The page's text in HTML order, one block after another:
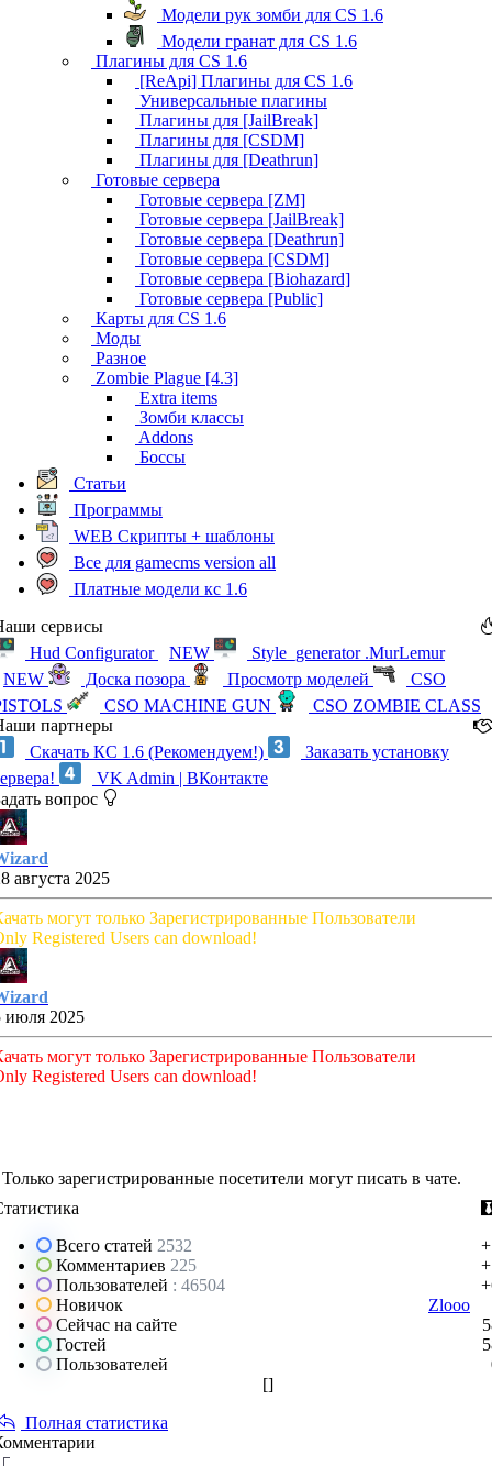
Модели рук зомби для CS 1.6
Модели гранат для CS 1.6
Плагины для CS 1.6
[ReApi] Плагины для CS 1.6
Универсальные плагины
Плагины для [JailBreak]
Плагины для [CSDM]
Плагины для [Deathrun]
Готовые сервера
Готовые сервера [ZM]
Готовые сервера [JailBreak]
Готовые сервера [Deathrun]
Готовые сервера [CSDM]
Готовые сервера [Biohazard]
Готовые сервера [Public]
Карты для CS 1.6
Моды
Разное
Zombie Plague [4.3]
Extra items
Зомби классы
Addons
Боссы
Статьи
Программы
WEB Скрипты + шаблоны
Все для gamecms version all
Платные модели кс 1.6
сервисы
Hud Configurator
NEW
Style_generator .MurLemur
NEW
Доска позора Просмотр моделей
CSO
CSO MACHINE GUN
CSO ZOMBIE CLASS
партнеры
Скачать КС 1.6 (Рекомендуем!)
Заказать установку
VK Admin | ВКонтакте
вопрос
августа 2025
могут только Зарегистрированные Пользователи
Registered Users can download!
июля 2025
могут только Зарегистрированные Пользователи
Registered Users can download!
Только зарегистрированные посетители могут писать в чате.
Всего статей 2532
Комментариев 225
Пользователей : 46504
Новичок
Zlooo
Сейчас на сайте
Гостей
Пользователей
[]
Полная статистика